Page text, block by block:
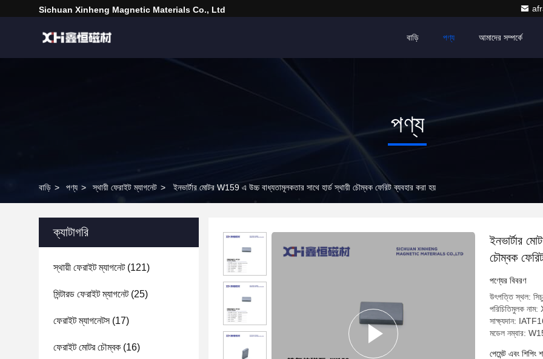
Sichuan Xinheng Magnetic Materials Co., Ltd
বাড়ি পণ্য আমাদের সম্পর্কে
পণ্য
বাড়ি > পণ্য > স্থায়ী ফেরাইট ম্যাগনেট > ইনভার্টার মোটর W159 এ উচ্চ বাধ্যতামূলকতার সাথে হার্ড স্থায়ী চৌম্বক ফেরিট ব্যবহার করা হয়
ক্যাটাগরি
স্থায়ী ফেরাইট ম্যাগনেট(121)
সিন্টারড ফেরাইট ম্যাগনেট(25)
ফেরাইট ম্যাগনেটস(17)
ফেরাইট মোটর চৌম্বক (16)
ইনভার্টার
চৌম্বক
পণ্যের বিবরণ
উৎপত্তি স্থল:
পরিচিতিমুলক
সাক্ষ্যদান:
মডেল নম্বার:
পেমেন্ট এবং শিপিং